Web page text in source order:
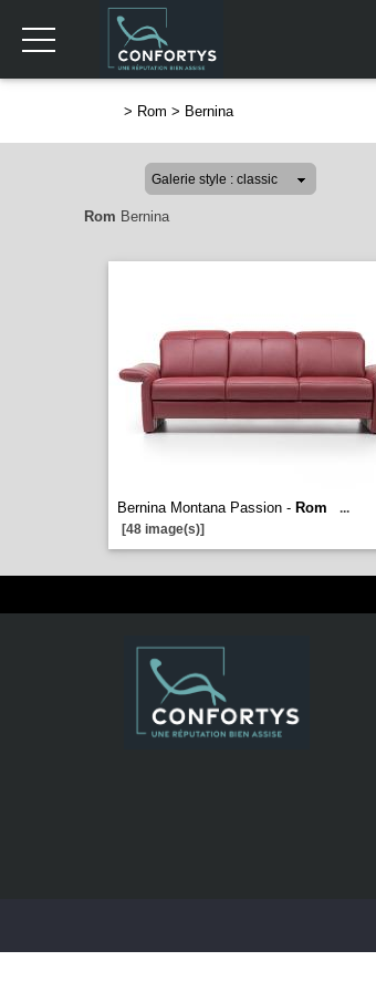
> Rom > Bernina
Rom Bernina
Bernina Montana Passion - Rom
...
[48 image(s)]